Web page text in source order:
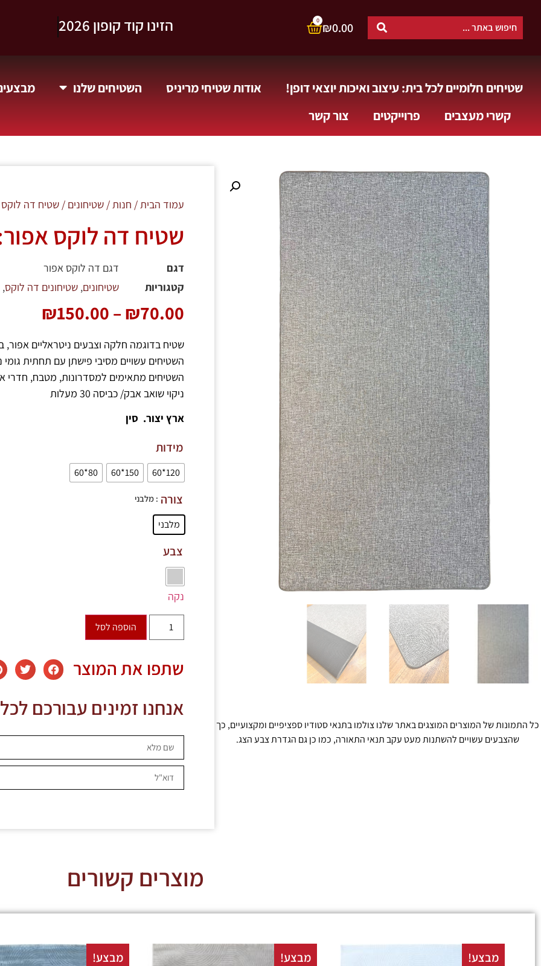
₪0.00
0 וקבלו 10% הנחה.
שטיחים חלומיים לכל בית: עיצוב ואיכות יוצאי דופן! אודות שטיחי מריניס השטיחים שלנו
קשרי מעצבים
פרוייקטים צור קשר
כל התמונות של המוצרים המוצגים באתר שלנו צולמו בתנאי סטודיו ספציפיים ומקצועיים, כך
שהצבעים עשויים להשתנות מעט עקב תנאי התאורה, כמו כן גם הגדרת צבע הצג.
עמוד הבית/ חנות/ שטיחונים / שטיח דה לוקס
שטיח דה לוקס
דגם
דגם דה לוקס אפור
קטגוריות
שטיחונים, שטיחונים דה לוקס,
₪70.00
–
₪150.00
שטיח בדוגמה חלקה וצבעים ניטראליים אפור,
השטיחים עשויים מסיבי פישתן עם תחתית
השטיחים מתאימים למסדרונות, מטבח, חדרי
ניקוי שואב אבק/ כביסה 30 מעלות
ארץ יצור. סין
מידות
120*60
150*60
80*60
צורה : מלבני
מלבני
צבע
נקה
הוספה לסל
שתפו את המוצר
אנחנו זמינים עבורכם
מוצרים קשורים
מבצע! מבצע! מבצע!